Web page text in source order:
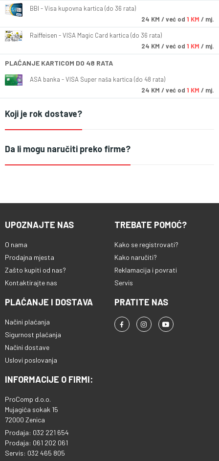
BBI - Visa kupovna kartica (do 36 rata)
24 KM / već od 1 KM / mj.
Raiffeisen - VISA Magic Card kartica (do 36 rata)
24 KM / već od 1 KM / mj.
PLAĆANJE KARTICOM DO 48 RATA
ASA banka - VISA Super naša kartica (do 48 rata)
24 KM / već od 1 KM / mj.
Koji je rok dostave?
Da li mogu naručiti preko firme?
UPOZNAJTE NAS
O nama
Prodajna mjesta
Zašto kupiti od nas?
Kontaktirajte nas
TREBATE POMOĆ?
Kako se registrovati?
Kako naručiti?
Reklamacija i povrati
Servis
PLAĆANJE I DOSTAVA
Načini plaćanja
Sigurnost plaćanja
Načini dostave
Uslovi poslovanja
PRATITE NAS
INFORMACIJE O FIRMI:
ProComp d.o.o.
Mujagića sokak 15
72000 Zenica
Prodaja: 032 221 654
Prodaja: 061 202 061
Servis: 032 465 805